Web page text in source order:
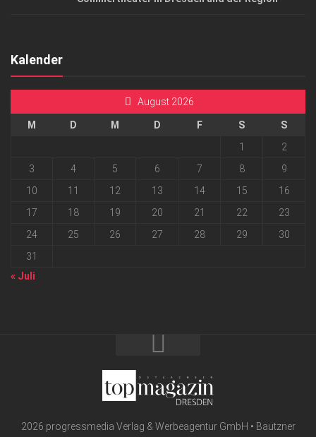
Kalender
August 2026
M D M D F S
S
1
2
3
4 5 6 7 8
9
10
11 12 13 14 15
16
17
18 19 20 21 22
23
24
25 26 27 28 29
30
31
« Juli
2026 progressmedia Verlag & Werbeagentur GmbH • Bautzner